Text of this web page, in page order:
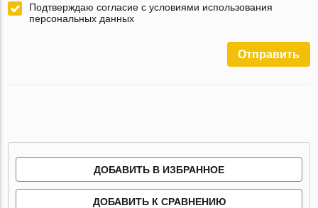
Подтверждаю согласие с условиями использования
персональных данных
Отправить
ДОБАВИТЬ В ИЗБРАННОЕ
ДОБАВИТЬ К СРАВНЕНИЮ